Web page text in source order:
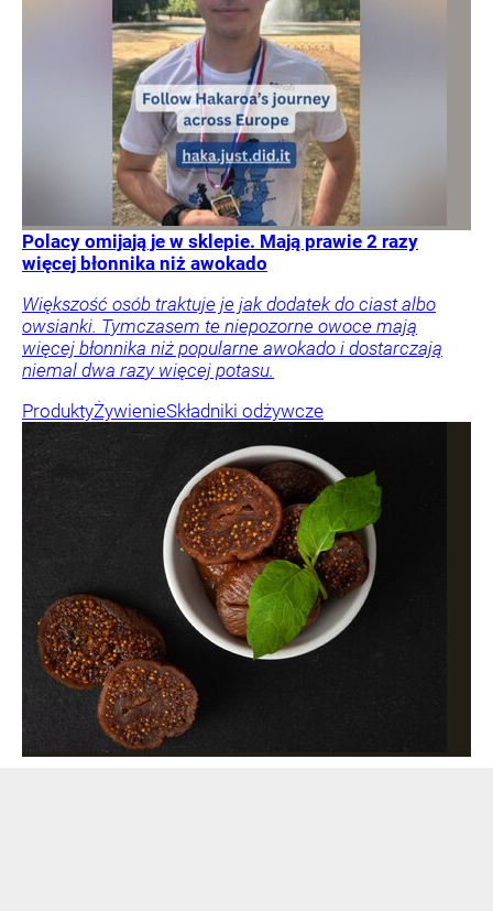
Polacy omijają je w sklepie. Mają prawie 2 razy
więcej błonnika niż awokado
Większość osób traktuje je jak dodatek do ciast albo
owsianki. Tymczasem te niepozorne owoce mają
więcej błonnika niż popularne awokado i dostarczają
niemal dwa razy więcej potasu.
ProduktyŻywienieSkładniki odżywcze